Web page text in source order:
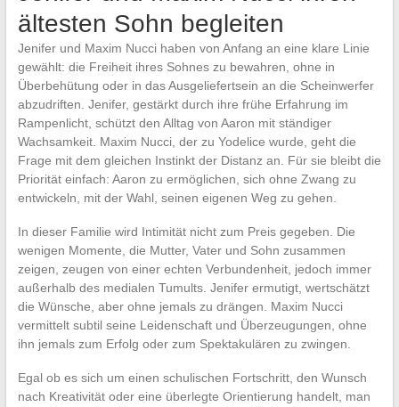
ältesten Sohn begleiten
Jenifer und Maxim Nucci haben von Anfang an eine klare Linie
gewählt: die Freiheit ihres Sohnes zu bewahren, ohne in
Überbehütung oder in das Ausgeliefertsein an die Scheinwerfer
abzudriften. Jenifer, gestärkt durch ihre frühe Erfahrung im
Rampenlicht, schützt den Alltag von Aaron mit ständiger
Wachsamkeit. Maxim Nucci, der zu Yodelice wurde, geht die
Frage mit dem gleichen Instinkt der Distanz an. Für sie bleibt die
Priorität einfach: Aaron zu ermöglichen, sich ohne Zwang zu
entwickeln, mit der Wahl, seinen eigenen Weg zu gehen.
In dieser Familie wird Intimität nicht zum Preis gegeben. Die
wenigen Momente, die Mutter, Vater und Sohn zusammen
zeigen, zeugen von einer echten Verbundenheit, jedoch immer
außerhalb des medialen Tumults. Jenifer ermutigt, wertschätzt
die Wünsche, aber ohne jemals zu drängen. Maxim Nucci
vermittelt subtil seine Leidenschaft und Überzeugungen, ohne
ihn jemals zum Erfolg oder zum Spektakulären zu zwingen.
Egal ob es sich um einen schulischen Fortschritt, den Wunsch
nach Kreativität oder eine überlegte Orientierung handelt, man